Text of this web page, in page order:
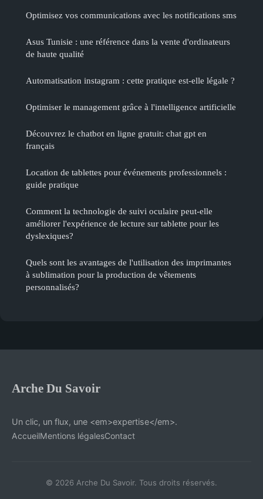
Optimisez vos communications avec les notifications sms
Asus Tunisie : une référence dans la vente d'ordinateurs
de haute qualité
Automatisation instagram : cette pratique est-elle légale ?
Optimiser le management grâce à l'intelligence artificielle
Découvrez le chatbot en ligne gratuit: chat gpt en
français
Location de tablettes pour événements professionnels :
guide pratique
Comment la technologie de suivi oculaire peut-elle
améliorer l'expérience de lecture sur tablette pour les
dyslexiques?
Quels sont les avantages de l'utilisation des imprimantes
à sublimation pour la production de vêtements
personnalisés?
Arche Du Savoir
Un clic, un flux, une <em>expertise</em>.
AccueilMentions légalesContact
© 2026 Arche Du Savoir. Tous droits réservés.